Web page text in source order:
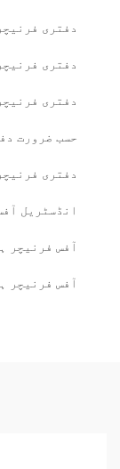
دفتری
دفتری
دفتری
حسب ضرورت
دفتری
انڈسٹریل
آفس فرنیچر
آفس فرنیچر